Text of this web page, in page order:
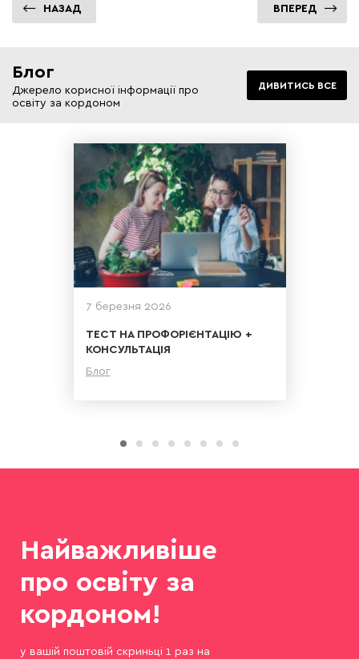
НАЗАД ВПЕРЕД
Блог
Джерело корисної інформації про
освіту за кордоном
ДИВИТИСЬ ВСЕ
7 березня 2026
ТЕСТ НА ПРОФОРІЄНТАЦІЮ +
КОНСУЛЬТАЦІЯ
Блог
Найважливіше
про освіту за
кордоном!
у вашій поштовій скриньці 1 раз на